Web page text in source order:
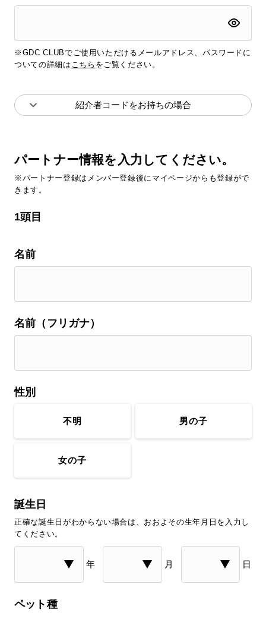
※GDC CLUBでご使用いただけるメールアドレス、パスワードに
ついての詳細は こちら をご覧ください。
紹介者コードをお持ちの場合
パートナー情報を入力してください。
※パートナー登録はメンバー登録後にマイページからも登録がで
きます。
1頭目
名前
名前（フリガナ）
性別
不明 男の子
女の子
誕生日
正確な誕生日がわからない場合は、おおよその生年月日を入力し
てください。
年 月 日
ペット種